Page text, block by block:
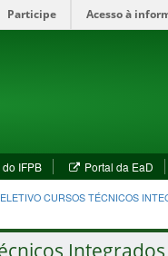
Participe Acesso à
IFPB(abre
em
nova
Portal da EaD
em
CURSOS TÉCNICOS